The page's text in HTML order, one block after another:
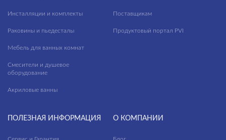
Инсталляции и комплекты
Раковины и пьедесталы
Мебель для ванных комнат
Смесители и душевое
оборудование
Акриловые ванны
Поставщикам
Продуктовый портал PVI
ПОЛЕЗНАЯ ИНФОРМАЦИЯ О КОМПАНИИ